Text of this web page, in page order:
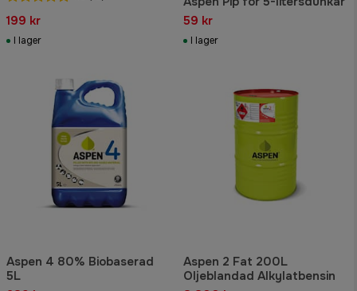
199 kr
I lager
59 kr
I lager
Aspen 4 80% Biobaserad
5L
Aspen 2 Fat 200L
Oljeblandad Alkylatbensin